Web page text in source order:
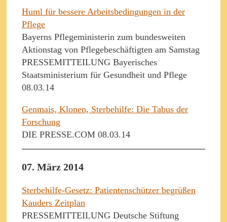
Huml für bessere Arbeitsbedingungen in der
Pflege
Bayerns Pflegeministerin zum bundesweiten
Aktionstag von Pflegebeschäftigten am Samstag
PRESSEMITTEILUNG Bayerisches
Staatsministerium für Gesundheit und Pflege
08.03.14
Genmais, Klonen, Sterbehilfe: Die Tabus der
Forschung
DIE PRESSE.COM 08.03.14
07. März 2014
Sterbehilfe-Gesetz: Patientenschützer begrüßen
Kauders Zeitplan
PRESSEMITTEILUNG Deutsche Stiftung